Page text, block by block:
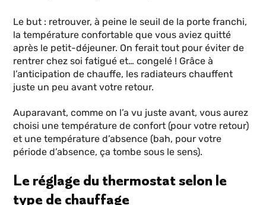
Le but : retrouver, à peine le seuil de la porte franchi,
la température confortable que vous aviez quitté
après le petit-déjeuner. On ferait tout pour éviter de
rentrer chez soi fatigué et… congelé ! Grâce à
l’anticipation de chauffe, les radiateurs chauffent
juste un peu avant votre retour.
Auparavant, comme on l’a vu juste avant, vous aurez
choisi une température de confort (pour votre retour)
et une température d’absence (bah, pour votre
période d’absence, ça tombe sous le sens).
Le réglage du thermostat selon le
type de chauffage